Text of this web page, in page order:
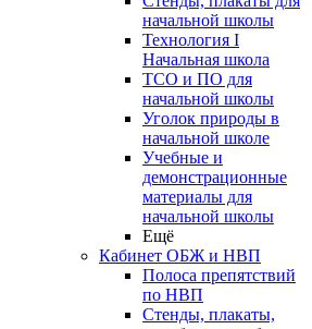
начальной школы
Технология I
Начальная школа
ТСО и ПО для
начальной школы
Уголок природы в
начальной школе
Учебные и
демонстрационные
материалы для
начальной школы
Ещё
Кабинет ОБЖ и НВП
Полоса препятствий
по НВП
Стенды, плакаты,